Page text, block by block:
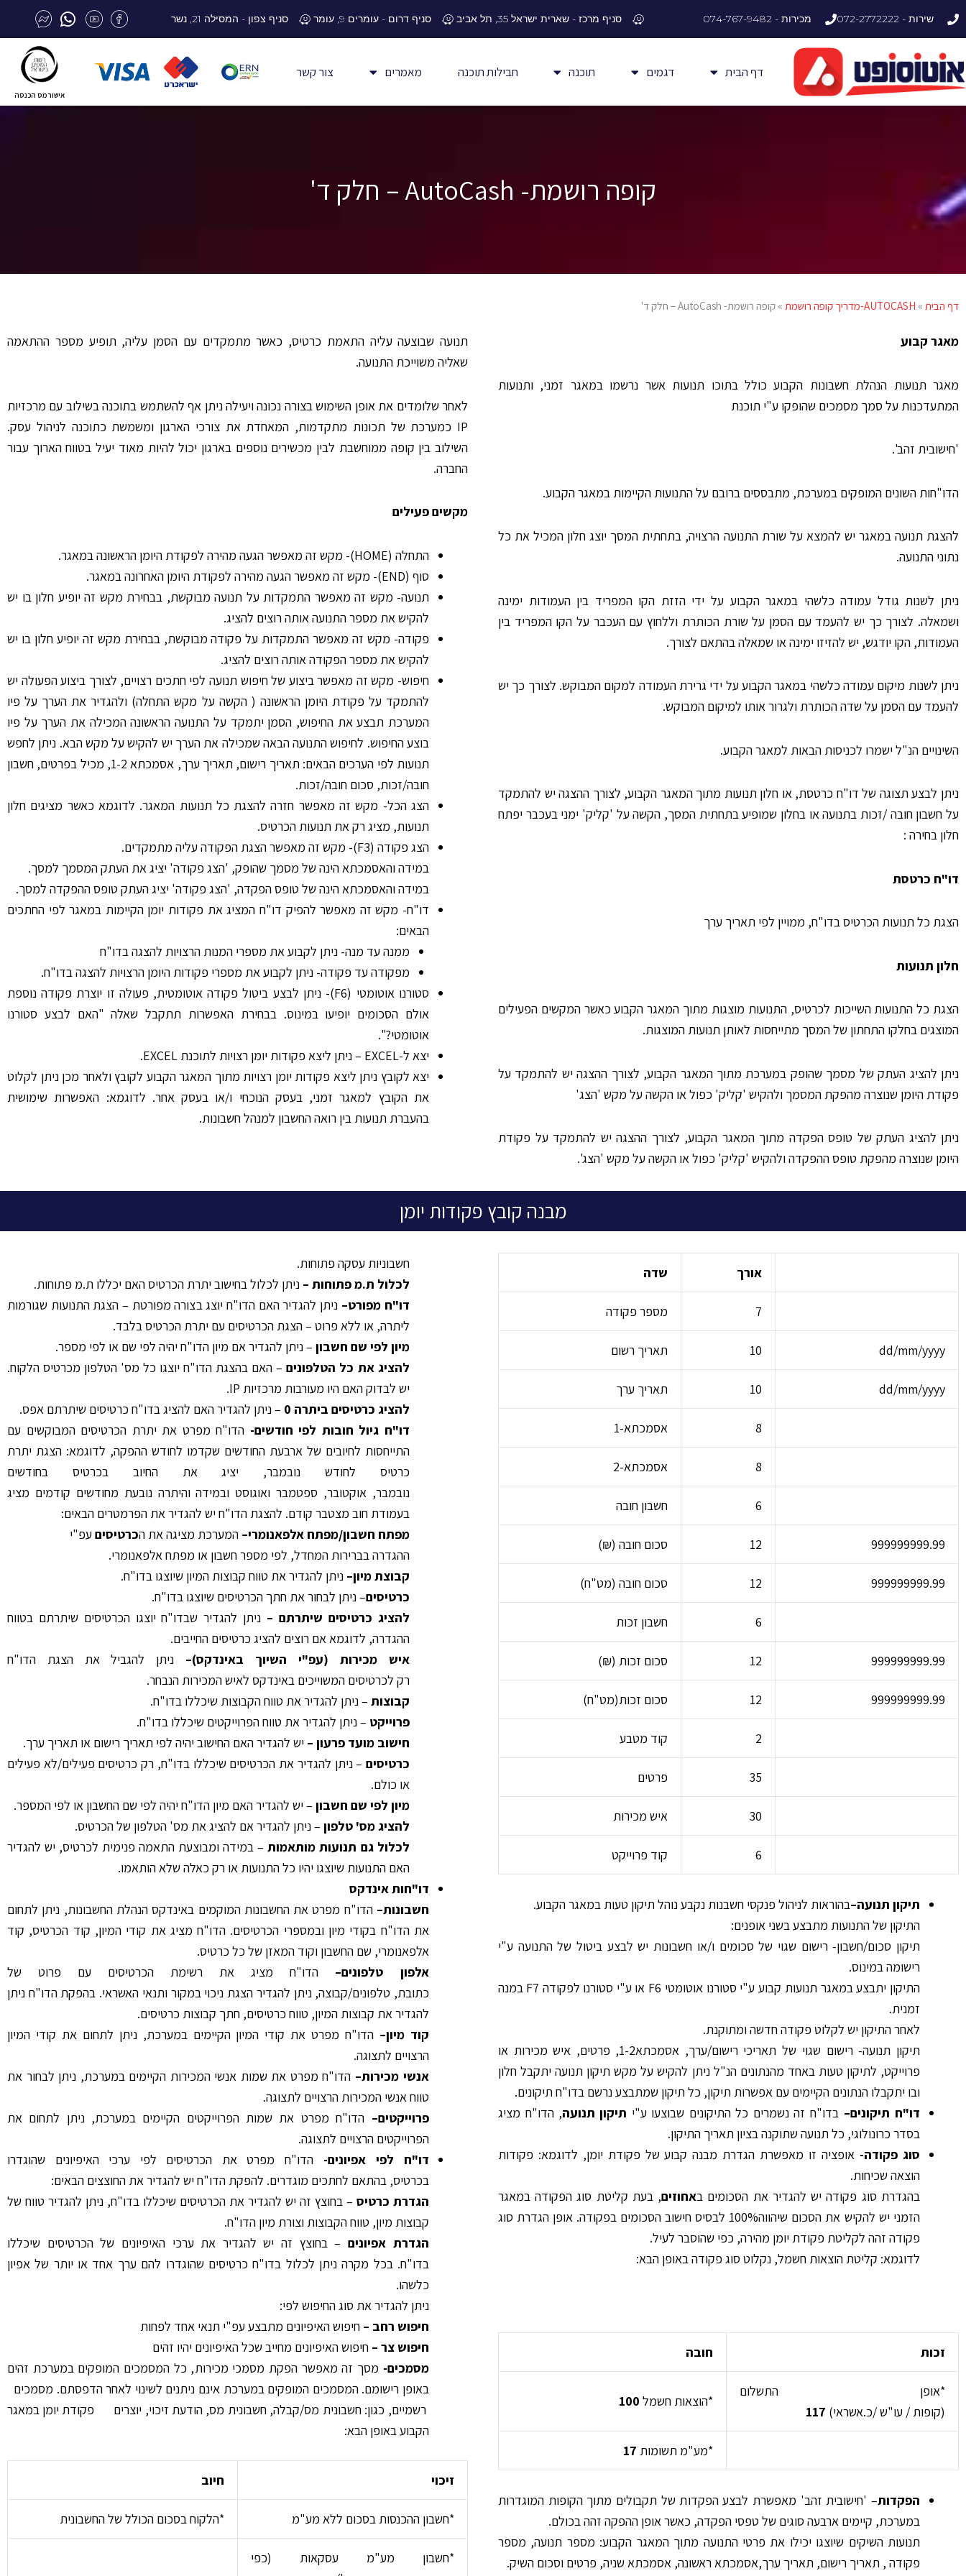
דילוג
לתוכן
שירות - 072-2772222 מכירות - 074-767-9482 סניף מרכז - שארית ישראל 35, תל אביב סניף דרום - עומרים 9, עומר סניף צפון - המסילה 21, נשר
דף הבית דגמים תוכנה חבילות תוכנה מאמרים צור קשר
אישור מס הכנסה
קופה רושמת- AutoCash – חלק ד'
דף הבית » AUTOCASH-מדריך קופה רושמת » קופה רושמת- AutoCash – חלק ד'
מאגר קבוע
מאגר תנועות הנהלת חשבונות הקבוע כולל בתוכו תנועות אשר נרשמו במאגר זמני, ותנועות
המתעדכנות על סמך מסמכים שהופקו ע"י תוכנת
'חישובית זהב'.
הדו"חות השונים המופקים במערכת, מתבססים ברובם על התנועות הקיימות במאגר הקבוע.
להצגת תנועה במאגר יש להמצא על שורת התנועה הרצויה, בתחתית המסך יוצג חלון המכיל את כל
נתוני התנועה.
ניתן לשנות גודל עמודה כלשהי במאגר הקבוע על ידי הזזת הקו המפריד בין העמודות ימינה
ושמאלה. לצורך כך יש להעמד עם הסמן על שורת הכותרת וללחוץ עם העכבר על הקו המפריד בין
העמודות, הקו יודגש, יש להזיזו ימינה או שמאלה בהתאם לצורך.
ניתן לשנות מיקום עמודה כלשהי במאגר הקבוע על ידי גרירת העמודה למקום המבוקש. לצורך כך יש
להעמד עם הסמן על שדה הכותרת ולגרור אותו למיקום המבוקש.
השינויים הנ"ל ישמרו לכניסות הבאות למאגר הקבוע.
ניתן לבצע תצוגה של דו"ח כרטסת, או חלון תנועות מתוך המאגר הקבוע, לצורך ההצגה יש להתמקד
על חשבון חובה /זכות בתנועה או בחלון שמופיע בתחתית המסך, הקשה על 'קליק' ימני בעכבר יפתח
חלון בחירה :
דו"ח כרטסת
הצגת כל תנועות הכרטיס בדו"ח, ממויין לפי תאריך ערך
חלון תנועות
הצגת כל התנועות השייכות לכרטיס, התנועות מוצגות מתוך המאגר הקבוע כאשר המקשים הפעילים
המוצגים בחלקו התחתון של המסך מתייחסות לאותן תנועות המוצגות.
ניתן להציג העתק של מסמך שהופק במערכת מתוך המאגר הקבוע, לצורך ההצגה יש להתמקד על
פקודת היומן שנוצרה מהפקת המסמך ולהקיש 'קליק' כפול או הקשה על מקש 'הצג'
ניתן להציג העתק של טופס הפקדה מתוך המאגר הקבוע, לצורך ההצגה יש להתמקד על פקודת
היומן שנוצרה מהפקת טופס ההפקדה ולהקיש 'קליק' כפול או הקשה על מקש 'הצג'.
תנועה שבוצעה עליה התאמת כרטיס, כאשר מתמקדים עם הסמן עליה, תופיע מספר ההתאמה
שאליה משוייכת התנועה.
לאחר שלומדים את אופן השימוש בצורה נכונה ויעילה ניתן אף להשתמש בתוכנה בשילוב עם מרכזיות
IP כמערכת של תכונות מתקדמות, המאחדת את צורכי הארגון ומשמשת כתוכנה לניהול עסק.
השילוב בין קופה ממוחשבת לבין מכשירים נוספים בארגון יכול להיות מאוד יעיל בטווח הארוך עבור
החברה.
מקשים פעילים
התחלה (HOME)- מקש זה מאפשר הגעה מהירה לפקודת היומן הראשונה במאגר.
סוף (END)- מקש זה מאפשר הגעה מהירה לפקודת היומן האחרונה במאגר.
תנועה- מקש זה מאפשר התמקדות על תנועה מבוקשת, בבחירת מקש זה יופיע חלון בו יש
להקיש את מספר התנועה אותה רוצים להציג.
פקודה- מקש זה מאפשר התמקדות על פקודה מבוקשת, בבחירת מקש זה יופיע חלון בו יש
להקיש את מספר הפקודה אותה רוצים להציג.
חיפוש- מקש זה מאפשר ביצוע של חיפוש תנועה לפי חתכים רצויים, לצורך ביצוע הפעולה יש
להתמקד על פקודת היומן הראשונה ( הקשה על מקש התחלה) ולהגדיר את הערך על פיו
המערכת תבצע את החיפוש, הסמן יתמקד על התנועה הראשונה המכילה את הערך על פיו
בוצע החיפוש. לחיפוש התנועה הבאה שמכילה את הערך יש להקיש על מקש הבא. ניתן לחפש
תנועות לפי הערכים הבאים: תאריך רישום, תאריך ערך, אסמכתא 1-2, מכיל בפרטים, חשבון
חובה/זכות, סכום חובה/זכות.
הצג הכל- מקש זה מאפשר חזרה להצגת כל תנועות המאגר. לדוגמא כאשר מציגים חלון
תנועות, מציג רק את תנועות הכרטיס.
הצג פקודה (F3)- מקש זה מאפשר הצגת הפקודה עליה מתמקדים.
במידה והאסמכתא הינה של מסמך שהופק, 'הצג פקודה' יציג את העתק המסמך למסך.
במידה והאסמכתא הינה של טופס הפקדה, 'הצג פקודה' יציג העתק טופס ההפקדה למסך.
דו"ח- מקש זה מאפשר להפיק דו"ח המציג את פקודות יומן הקיימות במאגר לפי החתכים
הבאים:
ממנה עד מנה- ניתן לקבוע את מספרי המנות הרצויות להצגה בדו"ח
מפקודה עד פקודה- ניתן לקבוע את מספרי פקודות היומן הרצויות להצגה בדו"ח.
סטורנו אוטומטי (F6)- ניתן לבצע ביטול פקודה אוטומטית, פעולה זו יוצרת פקודה נוספת
אולם הסכומים יופיעו במינוס. בבחירת האפשרות תתקבל שאלה "האם לבצע סטורנו
אוטומטי?".
יצא ל-EXCEL – ניתן ליצא פקודות יומן רצויות לתוכנת EXCEL.
יצא לקובץ ניתן ליצא פקודות יומן רצויות מתוך המאגר הקבוע לקובץ ולאחר מכן ניתן לקלוט
את הקובץ למאגר זמני, בעסק הנוכחי ו/או בעסק אחר. לדוגמא: האפשרות שימושית
בהעברת תנועות בין רואה החשבון למנהל חשבונות.
מבנה קובץ פקודות יומן
אורך שדה
7 מספר פקודה
dd/mm/yyyy
10 תאריך רשום
dd/mm/yyyy
10 תאריך ערך
8 אסמכתא-1
8 אסמכתא-2
6 חשבון חובה
999999999.99
12 סכום חובה (₪)
999999999.99
12 סכום חובה (מט"ח)
6 חשבון זכות
999999999.99
12 סכום זכות (₪)
999999999.99
12 סכום זכות(מט"ח)
2 קוד מטבע
35 פרטים
30 איש מכירות
6 קוד פרוייקט
תיקון תנועה–בהוראות לניהול פנקסי חשבנות נקבע נוהל תיקון טעות במאגר הקבוע.
התיקון של התנועות מתבצע בשני אופנים:
תיקון סכום/חשבון- רישום שגוי של סכומים ו/או חשבונות יש לבצע ביטול של התנועה ע"י
רישומה במינוס.
התיקון יתבצע במאגר תנועות קבוע ע"י סטורנו אוטומטי F6 או ע"י סטורנו לפקודה F7 במנה
זמנית.
לאחר התיקון יש לקלוט פקודה חדשה ומתוקנת.
תיקון תנועה- רישום שגוי של תאריכי רישום/ערך, אסמכתא1-2, פרטים, איש מכירות או
פרוייקט, לתיקון טעות באחד מהנתונים הנ"ל ניתן להקיש על מקש תיקון תנועה יתקבל חלון
ובו יתקבלו הנתונים הקיימים עם אפשרות תיקון, כל תיקון שמתבצע נרשם בדו"ח תיקונים.
דו"ח תיקונים– בדו"ח זה נשמרים כל התיקונים שבוצעו ע"י תיקון תנועה, הדו"ח מציג
בסדר כרונולוגי, כל תנועה שתוקנה בציון תאריך התיקון.
סוג פקודה- אופציה זו מאפשרת הגדרת מבנה קבוע של פקודת יומן, לדוגמא: פקודות
הוצאה שכיחות.
בהגדרת סוג פקודה יש להגדיר את הסכומים באחוזים, בעת קליטת סוג הפקודה במאגר
הזמני יש להקיש את הסכום שיהווה100% לבסיס חישוב הסכומים בפקודה. אופן הגדרת סוג
פקודה זהה לקליטת פקודת יומן מהירה, כפי שהוסבר לעיל.
לדוגמא: קליטת הוצאות חשמל, נקלוט סוג פקודה באופן הבא:
זכות חובה
*אופן התשלום
(קופות / עו"ש /כ.אשראי) 117
*הוצאות חשמל 100
*מע"מ תשומות 17
הפקדות– 'חישובית זהב' מאפשרת לבצע הפקדות של תקבולים מתוך הקופות המוגדרות
במערכת, קיימים ארבעה סוגים של טפסי הפקדה, כאשר אופן ההפקה זהה בכולם.
תנועות השיקים שיוצגו יכילו את פרטי התנועה מתוך המאגר הקבוע: מספר תנועה, מספר
פקודה , תאריך רישום, תאריך ערך,אסמכתא ראשונה, אסמכתא שניה, פרטים וסכום השיק.
חשבוניות עסקה פתוחות.
לכלול ת.מ פתוחות – ניתן לכלול בחישוב יתרת הכרטיס האם יכללו ת.מ פתוחות.
דו"ח מפורט– ניתן להגדיר האם הדו"ח יוצג בצורה מפורטת – הצגת התנועות שגורמות
ליתרה, או ללא פרוט – הצגת הכרטיסים עם יתרת הכרטיס בלבד.
מיון לפי שם חשבון – ניתן להגדיר אם מיון הדו"ח יהיה לפי שם או לפי מספר.
להציג את כל הטלפונים – האם בהצגת הדו"ח יוצגו כל מס' הטלפון מכרטיס הלקוח.
יש לבדוק האם היו מעורבות מרכזיות IP.
להציג כרטיסים ביתרה
– ניתן להגדיר האם להציג בדו"ח כרטיסים שיתרתם אפס.
דו"ח גיול חובות לפי חודשים- הדו"ח מפרט את יתרת הכרטיסים המבוקשים עם
התייחסות לחיובים של ארבעת החודשים שקדמו לחודש ההפקה, לדוגמא: הצגת יתרת
כרטיס לחודש נובמבר, יציג את החיוב בכרטיס בחודשים
נובמבר, אוקטובר, ספטמבר ואוגוסט ובמידה והיתרה נובעת מחודשים קודמים מציג
בעמודת חוב מצטבר קודם. להצגת הדו"ח יש להגדיר את הפרמטרים הבאים:
מפתח חשבון/מפתח אלפאנומרי– המערכת מציגה את הכרטיסים עפ"י
ההגדרה בברירות המחדל, לפי מספר חשבון או מפתח אלפאנומרי.
קבוצת מיון– ניתן להגדיר את טווח קבוצות המיון שיוצגו בדו"ח.
כרטיסים– ניתן לבחור את חתך הכרטיסים שיוצגו בדו"ח.
להציג כרטיסים שיתרתם – ניתן להגדיר שבדו"ח יוצגו הכרטיסים שיתרתם בטווח
ההגדרה, לדוגמא אם רוצים להציג כרטיסים החייבים.
איש מכירות (עפ"י השיוך באינדקס)– ניתן להגביל את הצגת הדו"ח
רק לכרטיסים המשוייכים באינדקס לאיש המכירות הנבחר.
קבוצות – ניתן להגדיר את טווח הקבוצות שיכללו בדו"ח.
פרוייקט – ניתן להגדיר את טווח הפרוייקטים שיכללו בדו"ח.
חישוב מועד פרעון – יש להגדיר האם החישוב יהיה לפי תאריך רישום או תאריך ערך.
כרטיסים – ניתן להגדיר את הכרטיסים שיכללו בדו"ח, רק כרטיסים פעילים/לא פעילים
או כולם.
מיון לפי שם חשבון – יש להגדיר האם מיון הדו"ח יהיה לפי שם החשבון או לפי המספר.
להציג מס' טלפון – ניתן להגדיר אם להציג את מס' הטלפון של הכרטיס.
לכלול גם תנועות מותאמות – במידה ומבוצעת התאמה פנימית לכרטיס, יש להגדיר
האם התנועות שיוצגו יהיו כל התנועות או רק כאלה שלא הותאמו.
דו"חות אינדקס
חשבונות– הדו"ח מפרט את החשבונות המוקמים באינדקס הנהלת החשבונות, ניתן לתחום
את הדו"ח בקודי מיון ובמספרי הכרטיסים. הדו"ח מציג את קודי המיון, קוד הכרטיס, קוד
אלפאנומרי, שם החשבון וקוד המאזן של כל כרטיס.
אלפון טלפונים– הדו"ח מציג את רשימת הכרטיסים עם פרוט של
כתובת, טלפונים/קבוצה, ניתן להגדיר הצגת ניכוי במקור ותנאי האשראי. בהפקת הדו"ח ניתן
להגדיר את קבוצות המיון, טווח כרטיסים, חתך קבוצות כרטיסים.
קוד מיון– הדו"ח מפרט את קודי המיון הקיימים במערכת, ניתן לתחום את קודי המיון
הרצויים לתצוגה.
אנשי מכירות– הדו"ח מפרט את שמות אנשי המכירות הקיימים במערכת, ניתן לבחור את
טווח אנשי המכירות הרצויים לתצוגה.
פרוייקטים– הדו"ח מפרט את שמות הפרוייקטים הקיימים במערכת, ניתן לתחום את
הפרוייקטים הרצויים לתצוגה.
דו"ח לפי אפיונים- הדו"ח מפרט את הכרטיסים לפי ערכי האיפיונים שהוגדרו
בכרטיס, בהתאם לחתכים מוגדרים. להפקת הדו"ח יש להגדיר את החוצצים הבאים:
הגדרת כרטיס – בחוצץ זה יש להגדיר את הכרטיסים שיכללו בדו"ח, ניתן להגדיר טווח של
קבוצות מיון, טווח הקבוצות וצורת מיון הדו"ח.
הגדרת אפיונים – בחוצץ זה יש להגדיר את ערכי האיפיונים של הכרטיסים שיכללו
בדו"ח. בכל מקרה ניתן לכלול בדו"ח כרטיסים שהוגדרו להם ערך אחד או יותר של אפיון
כלשהו.
ניתן להגדיר את סוג החיפוש לפי:
חיפוש רחב – חיפוש האיפיונים מתבצע עפ"י תנאי אחד לפחות
חיפוש צר – חיפוש האיפיונים מחייב שכל האיפיונים יהיו זהים
מסמכים- מסך זה מאפשר הפקת מסמכי מכירות, כל המסמכים המופקים במערכת זהים
באופן רישומם. המסמכים המופקים במערכת אינם ניתנים לשינוי לאחר הדפסתם. מסמכים
רשמיים, כגון: חשבונית מס/קבלה, חשבונית מס, הודעת זיכוי, יוצרים פקודת יומן במאגר
הקבוע באופן הבא:
זיכוי חיוב
*חשבון ההכנסות בסכום ללא מע"מ *הלקוח בסכום הכולל של החשבונית
*חשבון מע"מ עסקאות (כפי